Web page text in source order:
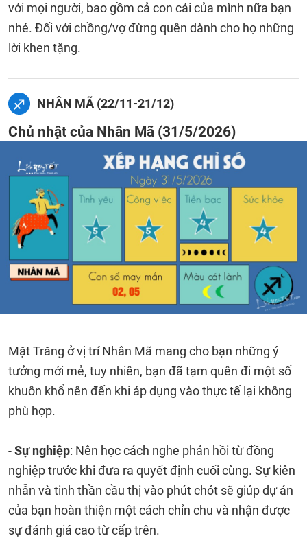
với mọi người, bao gồm cả con cái của mình nữa bạn
nhé. Đối với chồng/vợ đừng quên dành cho họ những
lời khen tặng.
NHÂN MÃ (22/11-21/12)
Chủ nhật của Nhân Mã (31/5/2026)
Mặt Trăng ở vị trí Nhân Mã mang cho bạn những ý
tưởng mới mẻ, tuy nhiên, bạn đã tạm quên đi một số
khuôn khổ nên đến khi áp dụng vào thực tế lại không
phù hợp.
-Sự nghiệp: Nên học cách nghe phản hồi từ đồng
nghiệp trước khi đưa ra quyết định cuối cùng. Sự kiên
nhẫn và tinh thần cầu thị vào phút chót sẽ giúp dự án
của bạn hoàn thiện một cách chỉn chu và nhận được
sự đánh giá cao từ cấp trên.